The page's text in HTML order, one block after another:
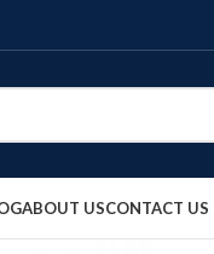
ABOUT USCONTACT US